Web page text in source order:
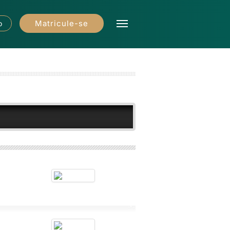
Matricule-se